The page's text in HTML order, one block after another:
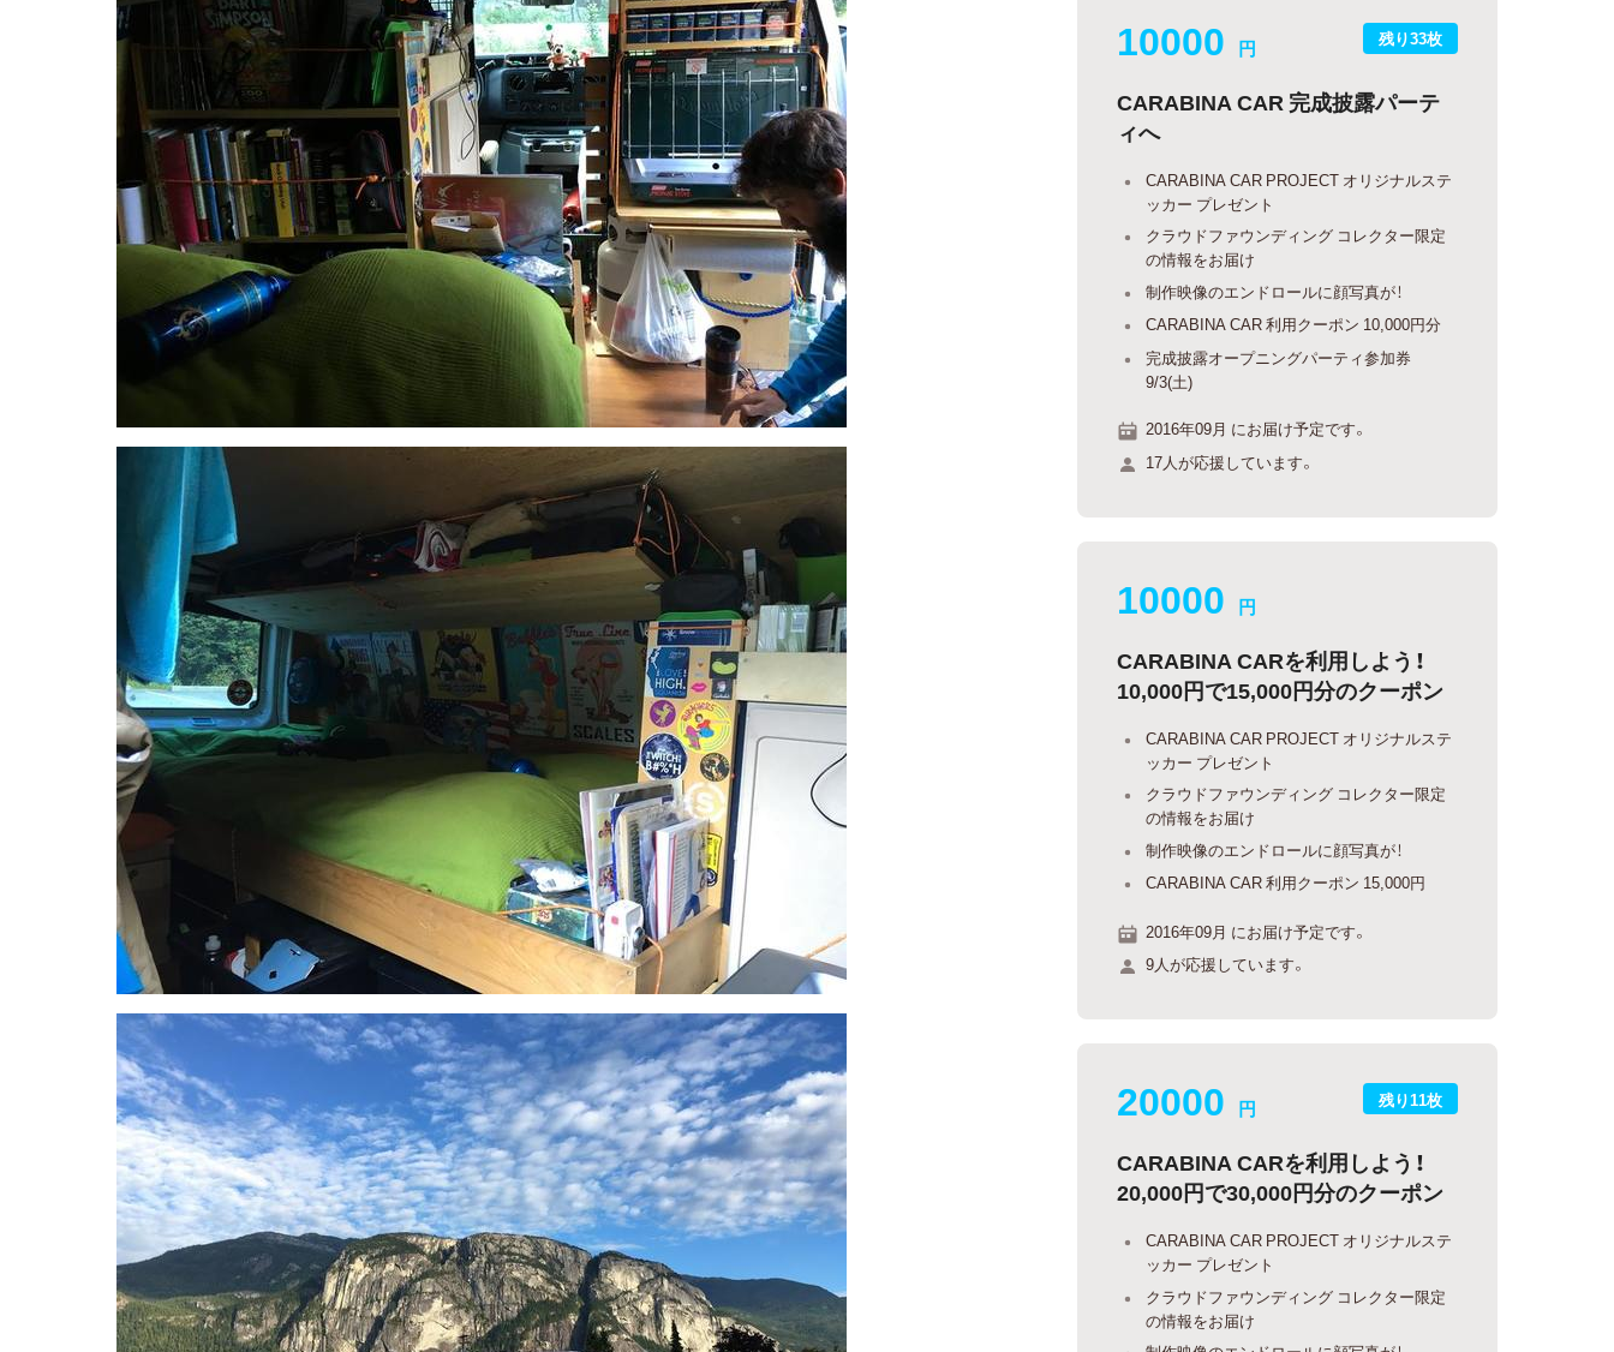
残り33枚
10000 円
CARABINA CAR 完成披露パーテ
ィへ
CARABINA CAR PROJECT オリジナルステ
ッカー プレゼント
クラウドファウンディング コレクター限定
の情報をお届け
制作映像のエンドロールに顔写真が！
CARABINA CAR 利用クーポン 10,000円分
完成披露オープニングパーティ参加券
9/3(土)
2016年09月 にお届け予定です。
17人が応援しています。
10000 円
CARABINA CARを利用しよう！
10,000円で15,000円分のクーポン
CARABINA CAR PROJECT オリジナルステ
ッカー プレゼント
クラウドファウンディング コレクター限定
の情報をお届け
制作映像のエンドロールに顔写真が！
CARABINA CAR 利用クーポン 15,000円
2016年09月 にお届け予定です。
9人が応援しています。
残り11枚
20000 円
CARABINA CARを利用しよう！
20,000円で30,000円分のクーポン
CARABINA CAR PROJECT オリジナルステ
ッカー プレゼント
クラウドファウンディング コレクター限定
の情報をお届け